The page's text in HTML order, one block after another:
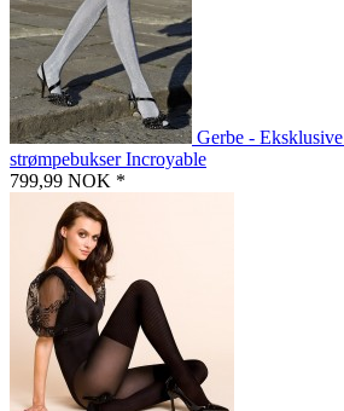
Gerbe -
strømpebukser Incroyable
799,99 NOK *